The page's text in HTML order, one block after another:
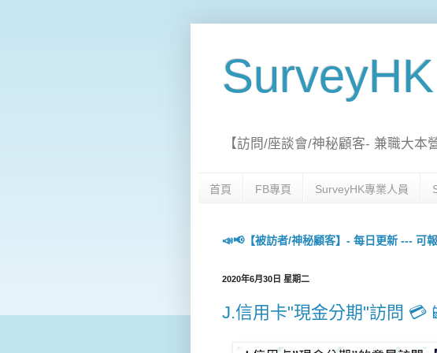
SurveyHK
【訪問/座談會/神秘顧客- 兼職大本營
首頁 FB專頁 SurveyHK專業人員
📣📢【被訪者/神秘顧客】- 每日更新 --- 可報
2020年6月30日 星期二
J.信用卡"現金分期"訪問